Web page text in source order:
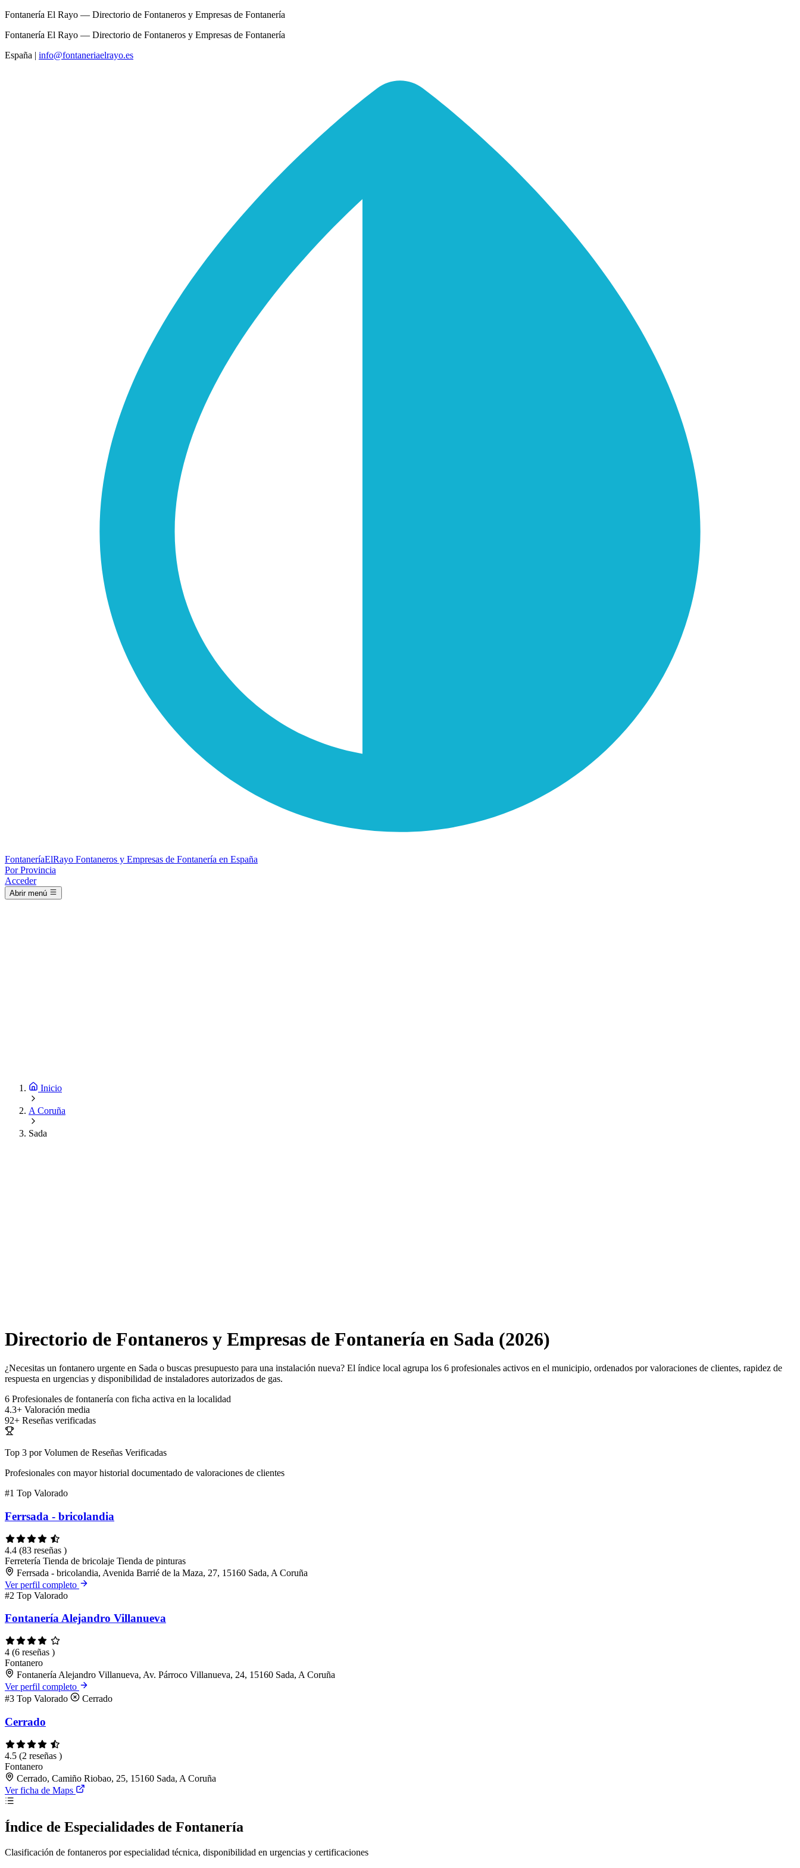
Fontanería El Rayo — Directorio de Fontaneros y Empresas de Fontanería
Fontanería El Rayo — Directorio de Fontaneros y Empresas de Fontanería
España | info@fontaneriaelrayo.es
FontaneríaElRayo Fontaneros y Empresas de Fontanería en España
Por Provincia
Acceder
Abrir menú
Inicio
A Coruña
Sada
Directorio de Fontaneros y Empresas de Fontanería en Sada (2026)
¿Necesitas un fontanero urgente en Sada o buscas presupuesto para una instalación nueva? El índice local agrupa los 6 profesionales activos en el municipio, ordenados por valoraciones de clientes, rapidez de
respuesta en urgencias y disponibilidad de instaladores autorizados de gas.
6 Profesionales de fontanería con ficha activa en la localidad
4.3+ Valoración media
92+ Reseñas verificadas
Top 3 por Volumen de Reseñas Verificadas
Profesionales con mayor historial documentado de valoraciones de clientes
#1 Top Valorado
Ferrsada - bricolandia
4.4 (83 reseñas )
Ferretería Tienda de bricolaje Tienda de pinturas
Ferrsada - bricolandia, Avenida Barrié de la Maza, 27, 15160 Sada, A Coruña
Ver perfil completo
#2 Top Valorado
Fontanería Alejandro Villanueva
4 (6 reseñas )
Fontanero
Fontanería Alejandro Villanueva, Av. Párroco Villanueva, 24, 15160 Sada, A Coruña
Ver perfil completo
#3 Top Valorado Cerrado
Cerrado
4.5 (2 reseñas )
Fontanero
Cerrado, Camiño Riobao, 25, 15160 Sada, A Coruña
Ver ficha de Maps
Índice de Especialidades de Fontanería
Clasificación de fontaneros por especialidad técnica, disponibilidad en urgencias y certificaciones